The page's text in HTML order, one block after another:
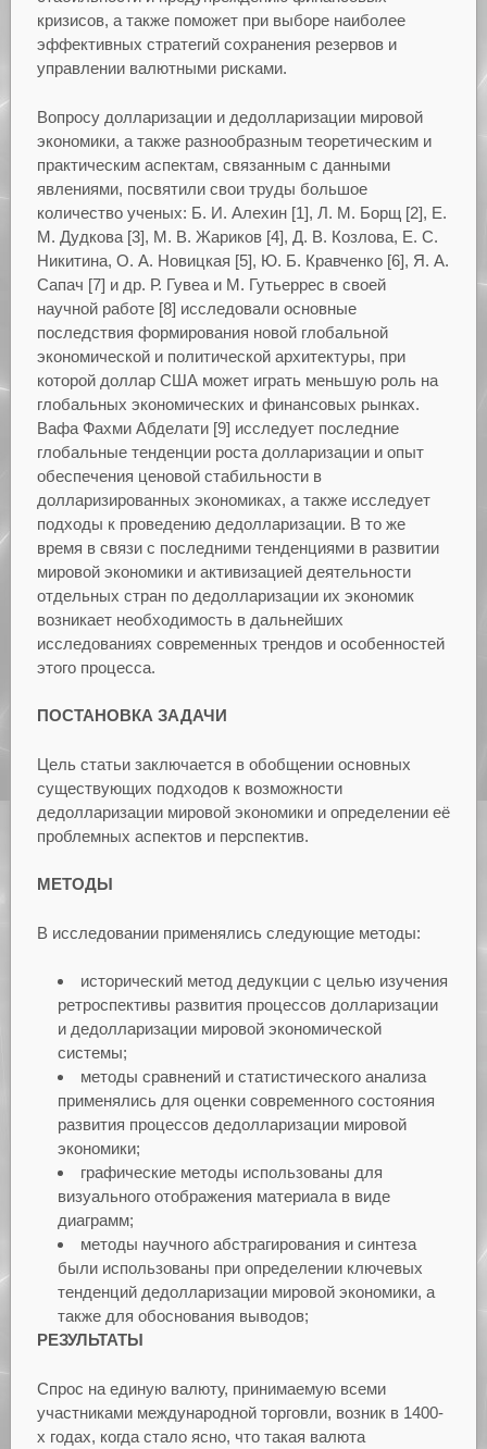
кризисов, а также поможет при выборе наиболее
эффективных стратегий сохранения резервов и
управлении валютными рисками.
Вопросу долларизации и дедолларизации мировой
экономики, а также разнообразным теоретическим и
практическим аспектам, связанным с данными
явлениями, посвятили свои труды большое
количество ученых: Б. И. Алехин [1], Л. М. Борщ [2], Е.
М. Дудкова [3], М. В. Жариков [4], Д. В. Козлова, Е. С.
Никитина, О. А. Новицкая [5], Ю. Б. Кравченко [6], Я. А.
Сапач [7] и др. Р. Гувеа и М. Гутьеррес в своей
научной работе [8] исследовали основные
последствия формирования новой глобальной
экономической и политической архитектуры, при
которой доллар США может играть меньшую роль на
глобальных экономических и финансовых рынках.
Вафа Фахми Абделати [9] исследует последние
глобальные тенденции роста долларизации и опыт
обеспечения ценовой стабильности в
долларизированных экономиках, а также исследует
подходы к проведению дедолларизации. В то же
время в связи с последними тенденциями в развитии
мировой экономики и активизацией деятельности
отдельных стран по дедолларизации их экономик
возникает необходимость в дальнейших
исследованиях современных трендов и особенностей
этого процесса.
ПОСТАНОВКА ЗАДАЧИ
Цель статьи заключается в обобщении основных
существующих подходов к возможности
дедолларизации мировой экономики и определении её
проблемных аспектов и перспектив.
МЕТОДЫ
В исследовании применялись следующие методы:
исторический метод дедукции с целью изучения
ретроспективы развития процессов долларизации
и дедолларизации мировой экономической
системы;
методы сравнений и статистического анализа
применялись для оценки современного состояния
развития процессов дедолларизации мировой
экономики;
графические методы использованы для
визуального отображения материала в виде
диаграмм;
методы научного абстрагирования и синтеза
были использованы при определении ключевых
тенденций дедолларизации мировой экономики, а
также для обоснования выводов;
РЕЗУЛЬТАТЫ
Спрос на единую валюту, принимаемую всеми
участниками международной торговли, возник в 1400-
х годах, когда стало ясно, что такая валюта